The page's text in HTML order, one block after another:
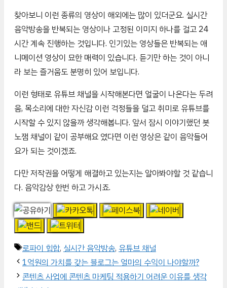
찾아보니 이런 종류의 영상이 해외에는 많이 있더군요. 실시간
음악방송을 반복되는 영상이나 고정된 이미지 하나를 걸고 24
시간 계속 진행하는 것입니다. 인기있는 영상들은 반복되는 애
니메이션 영상이 묘한 매력이 있습니다. 듣기만 하는 것이 아니
라 보는 즐거움도 분명히 있어 보입니다.
이런 형태로 유튜브 채널을 시작해본다면 얼굴이 나온다는 두려
움, 목소리에 대한 자신감 이런 걱정들을 덜고 취미로 유튜브를
시작할 수 있지 않을까 생각해봅니다. 앞서 잠시 이야기했던 봇
노잼 채널이 같이 공부해요 였다면 이런 영상은 같이 음악들어
요가 되는 것이겠죠.
다만 저작권을 어떻게 해결하고 있는지는 알아봐야할 것 같습니
다. 음악감상 한번 하고 가시죠.
태
그
로파이 힙합, 실시간 음악방송, 유튜브 채널
1억원의 가치를 갖는 블로그는 얼마의 수익이 나야할까?
콘텐츠 사업에 콘텐츠 마케팅 적용하기 어려운 이유를 생각